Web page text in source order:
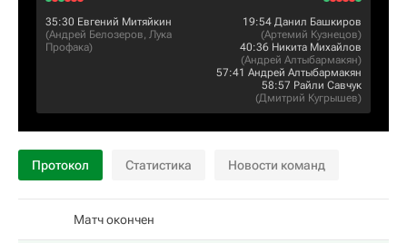
35:30 Евгений Митяйкин
(Андрей Белозеров, Лука
Профака)
19:54 Данил Башкиров
(Артемий Кузнецов)
40:36 Никита Михайлов
(Андрей Алтыбармакян)
57:41 Андрей Алтыбармакян
58:57 Райли Савчук
(Дмитрий Кугрышев)
Протокол Статистика Новости команд
Матч окончен